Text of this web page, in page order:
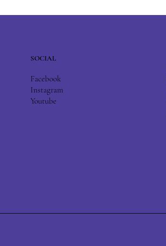
SOCIAL
Facebook
Instagram
Youtube